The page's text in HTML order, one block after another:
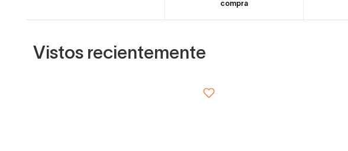
compra
Vistos recientemente